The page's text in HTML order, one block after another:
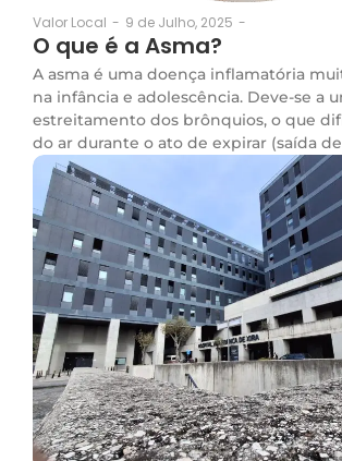
Valor Local - 9 de Julho, 2025 -
O que é a Asma?
A asma é uma doença inflamatória
na infância e adolescência. Deve-se a
estreitamento dos brônquios, o que
do ar durante o ato de expirar (saída de